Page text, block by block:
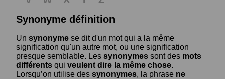
Synonyme définition
Un synonyme se dit d'un mot qui a la même
signification qu'un autre mot, ou une signification
presque semblable. Les synonymes sont des mots
différents qui veulent dire la même chose.
Lorsqu’on utilise des synonymes, la phrase ne